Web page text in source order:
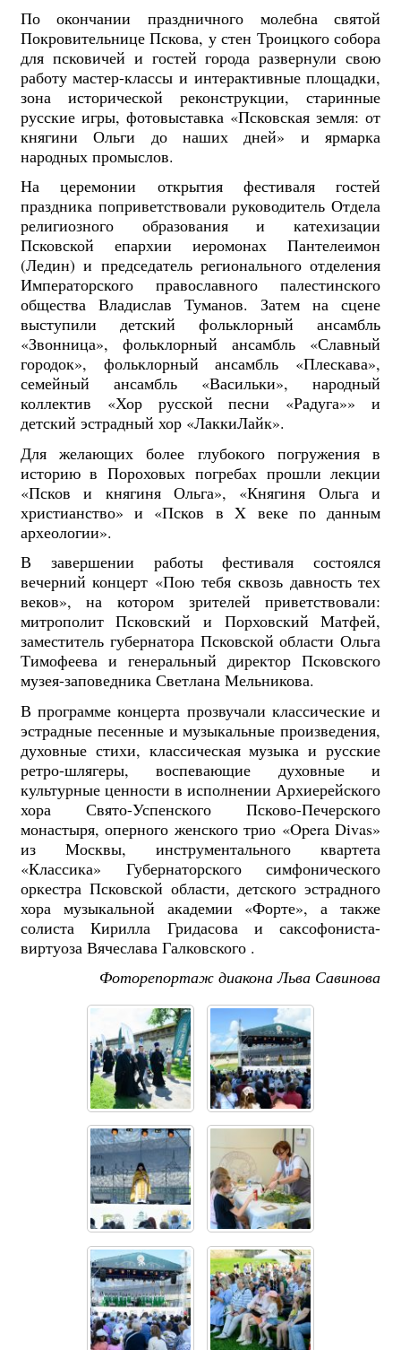
По окончании праздничного молебна святой
Покровительнице Пскова, у стен Троицкого собора
для псковичей и гостей города развернули свою
работу мастер-классы и интерактивные площадки,
зона исторической реконструкции, старинные
русские игры, фотовыставка «Псковская земля: от
княгини Ольги до наших дней» и ярмарка
народных промыслов.
На церемонии открытия фестиваля гостей
праздника поприветствовали руководитель Отдела
религиозного образования и катехизации
Псковской епархии иеромонах Пантелеимон
(Ледин) и председатель регионального отделения
Императорского православного палестинского
общества Владислав Туманов. Затем на сцене
выступили детский фольклорный ансамбль
«Звонница», фольклорный ансамбль «Славный
городок», фольклорный ансамбль «Плескава»,
семейный ансамбль «Васильки», народный
коллектив «Хор русской песни «Радуга»» и
детский эстрадный хор «ЛаккиЛайк».
Для желающих более глубокого погружения в
историю в Пороховых погребах прошли лекции
«Псков и княгиня Ольга», «Княгиня Ольга и
христианство» и «Псков в X веке по данным
археологии».
В завершении работы фестиваля состоялся
вечерний концерт «Пою тебя сквозь давность тех
веков», на котором зрителей приветствовали:
митрополит Псковский и Порховский Матфей,
заместитель губернатора Псковской области Ольга
Тимофеева и генеральный директор Псковского
музея-заповедника Светлана Мельникова.
В программе концерта прозвучали классические и
эстрадные песенные и музыкальные произведения,
духовные стихи, классическая музыка и русские
ретро-шлягеры, воспевающие духовные и
культурные ценности в исполнении Архиерейского
хора Свято-Успенского Псково-Печерского
монастыря, оперного женского трио «Opera Divas»
из Москвы, инструментального квартета
«Классика» Губернаторского симфонического
оркестра Псковской области, детского эстрадного
хора музыкальной академии «Форте», а также
солиста Кирилла Гридасова и саксофониста-
виртуоза Вячеслава Галковского .
Фоторепортаж диакона Льва Савинова